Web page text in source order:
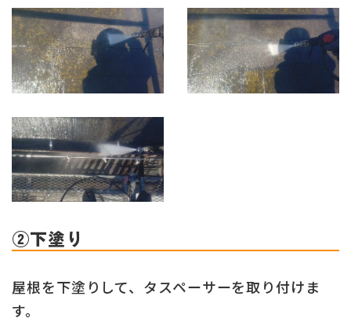
②下塗り
屋根を下塗りして、タスペーサーを取り付けま
す。